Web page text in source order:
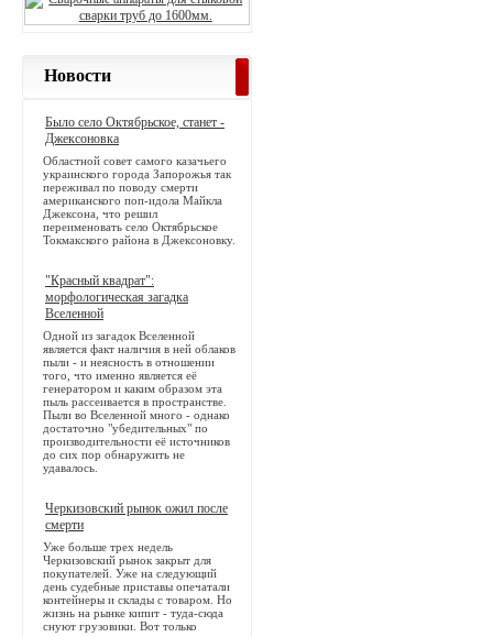
Новости
Было село Октябрьское, станет -
Джексоновка
Областной совет самого казачьего
украинского города Запорожья так
переживал по поводу смерти
американского поп-идола Майкла
Джексона, что решил
переименовать село Октябрьское
Токмакского района в Джексоновку.
"Красный квадрат":
морфологическая загадка
Вселенной
Одной из загадок Вселенной
является факт наличия в ней облаков
пыли - и неясность в отношении
того, что именно является её
генератором и каким образом эта
пыль рассеивается в пространстве.
Пыли во Вселенной много - однако
достаточно "убедительных" по
производительности её источников
до сих пор обнаружить не
удавалось.
Черкизовский рынок ожил после
смерти
Уже больше трех недель
Черкизовский рынок закрыт для
покупателей. Уже на следующий
день судебные приставы опечатали
контейнеры и склады с товаром. Но
жизнь на рынке кипит - туда-сюда
снуют грузовики. Вот только